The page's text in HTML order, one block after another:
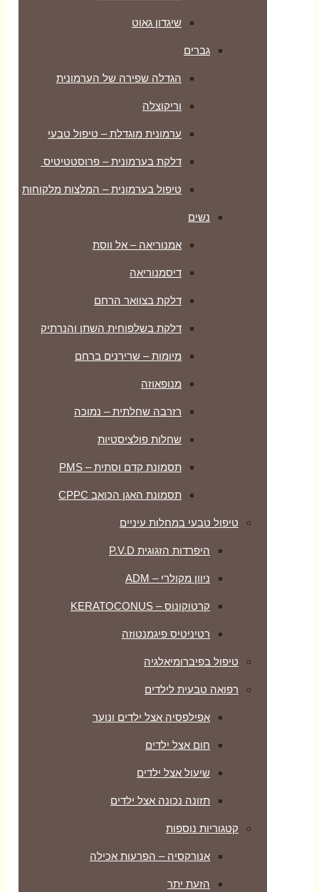
שיגדון גאוט
גברים
הגדלה שפירה של הערמונית
וריקוצלה
ערמונית מוגדלת – טיפול טבעי
דלקת בערמונית – פרוסטטיטיס
טיפול בערמונית – המלצות מלקוחות
נשים
אמנוריאה – אל ווסת
דיסמנוריאה
דלקת בצוואר הרחם
דלקת בשלפוחית השתן והנרתיק
מיומות – שרירנים ברחם
מנופאוזה
רזרבה שחלתית – נמוכה
שחלות פולציסטיות
תסמונת קדם וסתית – PMS
תסמונת האגן הכואב CPPC
טיפול טבעי במחלות עיניים
היפרדות הזגוגית P.V.D
ניוון מקולרי – ADM
קרטוקונוס – KERATOCONUS
רטיניטיס פיגמנטוזה
טיפול בפיברומיאלגיה
רפואה טבעית לילדים
אפילפסיה אצל ילדים ונוער
חום אצל ילדים
שיעול אצל ילדים
תזונה נכונה אצל ילדים
קטגוריות נוספות
אנורקסיה – הפרעות אכילה
הזעת יתר